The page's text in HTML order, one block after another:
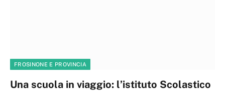
FROSINONE E PROVINCIA
Una scuola in viaggio: l’istituto Scolastico